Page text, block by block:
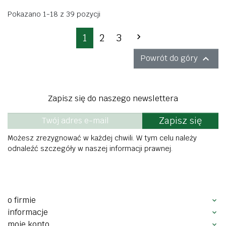
Pokazano 1-18 z 39 pozycji
1 2 3 Następny

Powrót do góry 
Zapisz się do naszego newslettera
Zapisz się
Możesz zrezygnować w każdej chwili. W tym celu należy
odnaleźć szczegóły w naszej informacji prawnej.
o firmie
informacje